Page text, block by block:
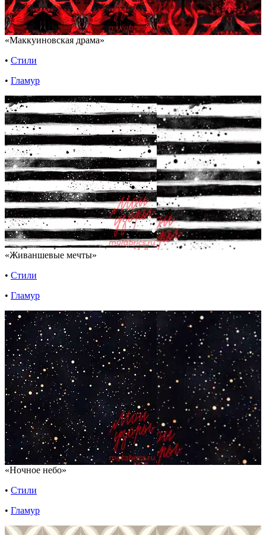
«Маккуиновская драма»
• Стили
• Гламур
«Живаншевые мечты»
• Стили
• Гламур
«Ночное небо»
• Стили
• Гламур